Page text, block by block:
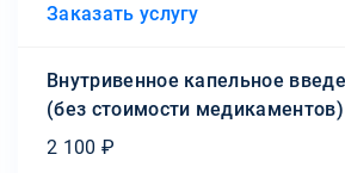
Заказать услугу
Внутривенное капельное
(без стоимости
2 100 ₽